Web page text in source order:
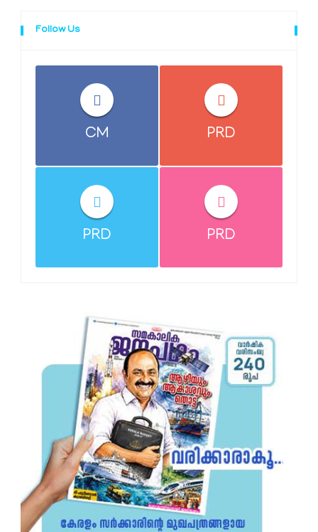
Follow Us
CM PRD
PRD PRD